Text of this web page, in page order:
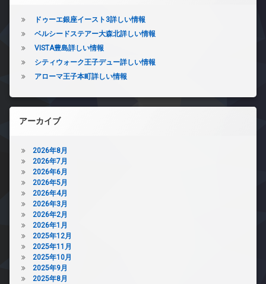
ドゥーエ銀座イースト3詳しい情報
ベルシードステアー大森北詳しい情報
VISTA豊島詳しい情報
シティウォーク王子デュー詳しい情報
アローマ王子本町詳しい情報
アーカイブ
2026年8月
2026年7月
2026年6月
2026年5月
2026年4月
2026年3月
2026年2月
2026年1月
2025年12月
2025年11月
2025年10月
2025年9月
2025年8月